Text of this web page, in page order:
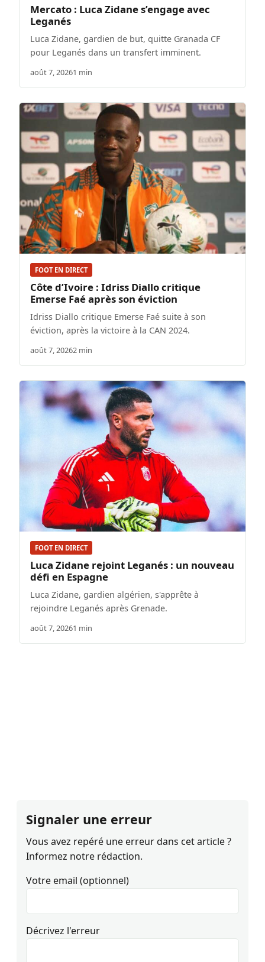
Mercato : Luca Zidane s’engage avec
Leganés
Luca Zidane, gardien de but, quitte Granada CF
pour Leganés dans un transfert imminent.
août 7, 20261 min
FOOT EN DIRECT
Côte d’Ivoire : Idriss Diallo critique
Emerse Faé après son éviction
Idriss Diallo critique Emerse Faé suite à son
éviction, après la victoire à la CAN 2024.
août 7, 20262 min
FOOT EN DIRECT
Luca Zidane rejoint Leganés : un nouveau
défi en Espagne
Luca Zidane, gardien algérien, s'apprête à
rejoindre Leganés après Grenade.
août 7, 20261 min
Signaler une erreur
Vous avez repéré une erreur dans cet article ?
Informez notre rédaction.
Votre email (optionnel)
Décrivez l'erreur